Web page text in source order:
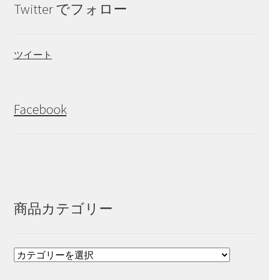
Twitter でフォロー
ツイート
Facebook
商品カテゴリー